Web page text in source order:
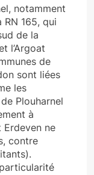
notamment
RN 165, qui
de la
l’Argoat
de
sont liées
les
Plouharnel
à
Erdeven ne
contre